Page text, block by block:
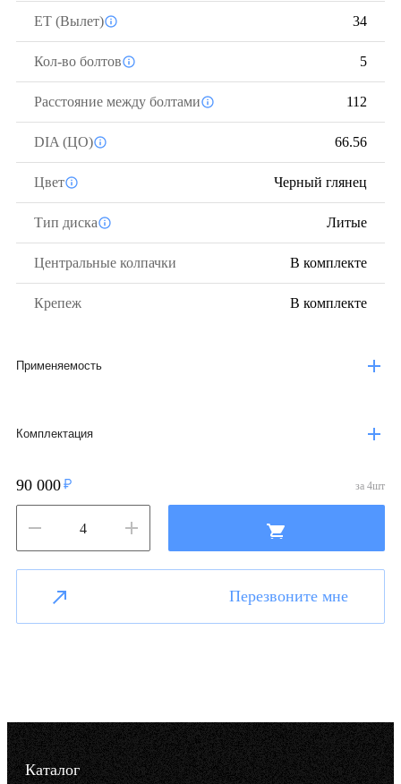
ЕТ (Вылет) 34
Кол-во болтов 5
Расстояние между болтами 112
DIA (ЦО) 66.56
Цвет Черный глянец
Тип диска Литые
Центральные колпачки В комплекте
Крепеж В комплекте
Применяемость
Комплектация
90 000 за 4шт
Перезвоните мне
Каталог